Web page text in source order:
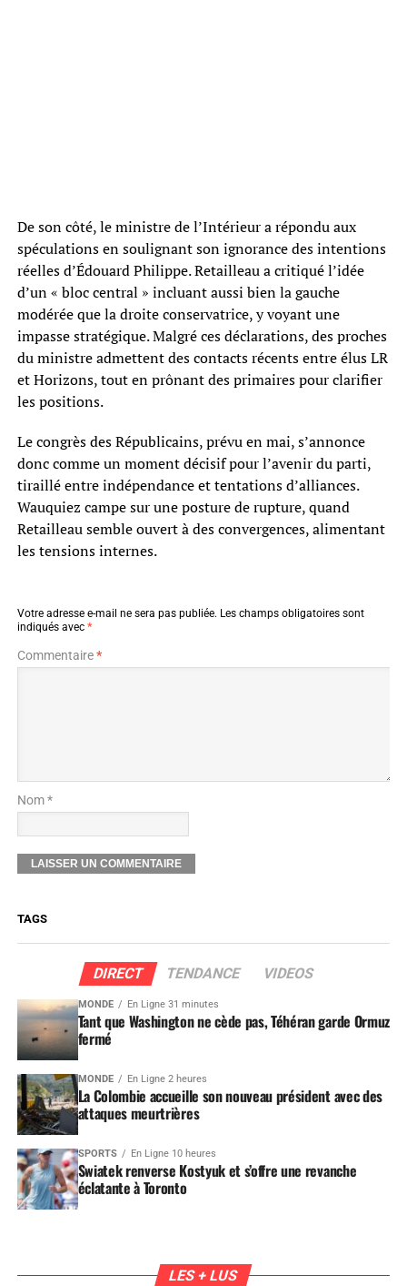
De son côté, le ministre de l’Intérieur a répondu aux
spéculations en soulignant son ignorance des intentions
réelles d’Édouard Philippe. Retailleau a critiqué l’idée
d’un « bloc central » incluant aussi bien la gauche
modérée que la droite conservatrice, y voyant une
impasse stratégique. Malgré ces déclarations, des proches
du ministre admettent des contacts récents entre élus LR
et Horizons, tout en prônant des primaires pour clarifier
les positions.
Le congrès des Républicains, prévu en mai, s’annonce
donc comme un moment décisif pour l’avenir du parti,
tiraillé entre indépendance et tentations d’alliances.
Wauquiez campe sur une posture de rupture, quand
Retailleau semble ouvert à des convergences, alimentant
les tensions internes.
Votre adresse e-mail ne sera pas publiée. Les champs obligatoires sont
indiqués avec *
Commentaire*
Nom *
TAGS
DIRECT TENDANCE VIDEOS
MONDE En Ligne 31 minutes
Tant que Washington ne cède pas, Téhéran garde Ormuz
fermé
MONDE En Ligne 2 heures
La Colombie accueille son nouveau président avec des
attaques meurtrières
SPORTS En Ligne 10 heures
Swiatek renverse Kostyuk et s’offre une revanche
éclatante à Toronto
LES + LUS